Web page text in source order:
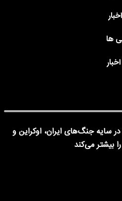
ها
سایه جنگ‌های ایران، اوکراین و
بیشتر می‌کند